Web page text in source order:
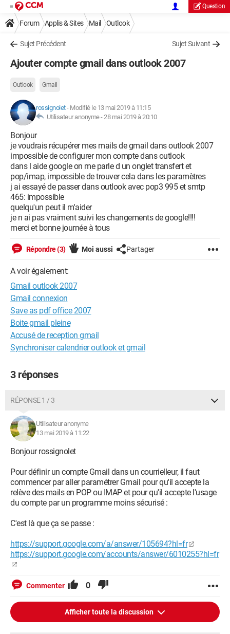
Question
Forum Applis & Sites Mail Outlook
Sujet Précédent Sujet Suivant
Ajouter compte gmail dans outlook 2007
Outlook Gmail
rossignolet- Modifié le 13 mai 2019 à 11:15
Utilisateur anonyme -28 mai 2019 à 20:10
Bonjour
je voudrais récupérer mes mails de gmail dans outlook 2007
impossible de configurer mon compte dans outlook
dans l aide google on me parle d un onglet transfert et
pop/imap, impossible de trouver cela dans les paramètres
j ai essayé de passer dans outlook avec pop3 995 et smtp
465: impossible
quelqu'un peut il m'aider
je n ai pas vraiment suivi les changements de google!!!!
merci et bonne journée à tous
Répondre (3) Moi aussi Partager
A voir également:
Gmail outlook 2007
Gmail connexion
Save as pdf office 2007
Boite gmail pleine
Accusé de reception gmail
Synchroniser calendrier outlook et gmail
3 réponses
RÉPONSE 1 / 3
Utilisateur anonyme
13 mai 2019 à 11:22
Bonjour rossignolet
Pour définir un compte Gmail dans un courrielleur, il faut
commencer par aller paramétrer Gmail pour qu'il accepte la
relève des mails en POP ou IMAP et pour qu'il accepte l'usage
du compte par un programme moins sécurisé :
C'est là que ça se passe :
https://support.google.com/a/answer/105694?hl=fr
https://support.google.com/accounts/answer/6010255?hl=fr
Commenter 0
Afficher toute la discussion